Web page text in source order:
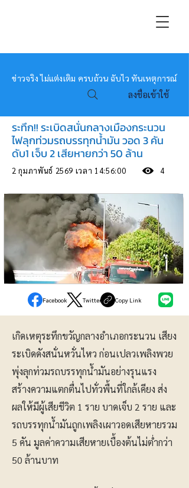
หมอข่าว
ข่าวจริง ไม่แต่งเติม ครบถ้วน ฉับไว ทันเหตุการณ์
ลงชื่อเข้าใช้
ระทึก!! ระเบิดสนั่นกลางเมืองกระนวน
ไฟลุกท่วมรถบรรทุกน้ำมัน วอด 3 คัน
ดับ1 เจ็บ 2 เสียหายกว่า 50 ล้าน
2 กุมภาพันธ์ 2569 เวลา 14:56:00 4
อาชญากรรม
Facebook Twitter Copy Link
เกิดเหตุระทึกขวัญกลางอำเภอกระนวน เสียง
ระเบิดดังสนั่นหวั่นไหว ก่อนเปลวเพลิงพวย
พุ่งลุกท่วมรถบรรทุกน้ำมันอย่างรุนแรง
สร้างความแตกตื่นไปทั่วพื้นที่ใกล้เคียง ส่ง
ผลให้มีผู้เสียชีวิต 1 ราย บาดเจ็บ 2 ราย และ
รถบรรทุกน้ำมันถูกเพลิงเผาวอดเสียหายรวม
5 คัน มูลค่าความเสียหายเบื้องต้นไม่ต่ำกว่า
50 ล้านบาท